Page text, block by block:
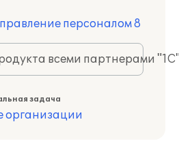
персоналом 8
всеми партнерами
задача
организации